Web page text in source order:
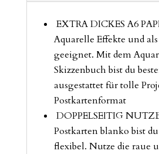
EXTRA DICKES A6
Aquarelle Effekte und
geeignet. Mit dem
Skizzenbuch bist du
ausgestattet für tolle
Postkartenformat
DOPPELSEITIG
Postkarten blanko bist
flexibel. Nutze die raue